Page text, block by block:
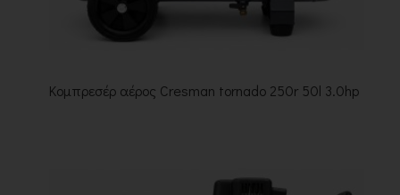
Κομπρεσέρ αέρος Cresman tornado 250r 50l 3.0hp